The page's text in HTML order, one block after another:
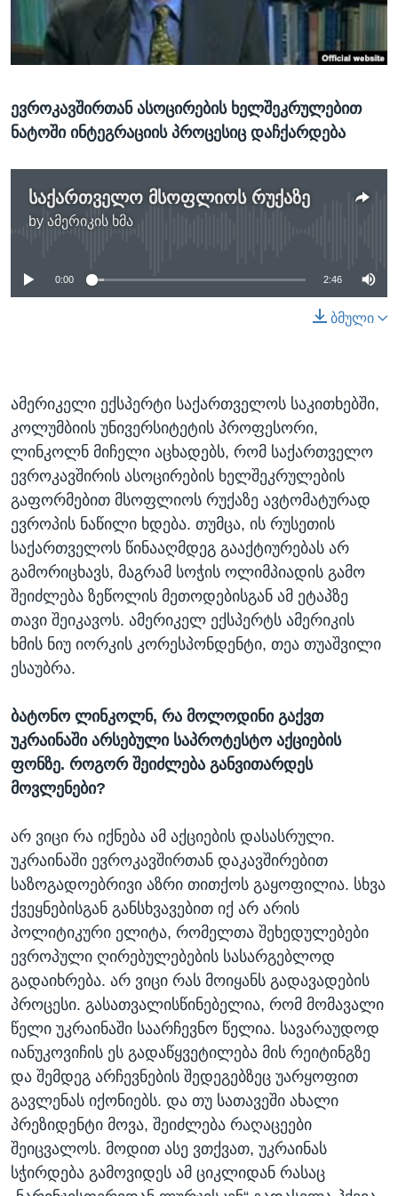
ᲡᲢᲣᲓᲘᲐ ᲕᲐᲨᲘᲜᲒᲢᲝᲜᲘ
ᲔᲙᲝᲜᲝᲛᲘᲙᲐ
ᲯᲐᲜᲛᲠᲗᲔᲚᲝᲑᲐ
ᲘᲜᲢᲔᲠᲕᲘᲣ
ᲙᲣᲚᲢᲣᲠᲐ
ᲓᲔᲖᲘᲜᲤᲝᲠᲛᲐᲪᲘᲐ
Learning English
ევროკავშირთან ასოცირების ხელშეკრულებით
ნატოში ინტეგრაციის პროცესიც დაჩქარდება
საქართველო მსოფლიოს რუქაზე
by ამერიკის ხმა
No media source currently available
0:00 2:46
ბმული
ამერიკელი ექსპერტი საქართველოს საკითხებში,
კოლუმბიის უნივერსიტეტის პროფესორი,
ლინკოლნ მიჩელი აცხადებს, რომ საქართველო
ევროკავშირის ასოცირების ხელშეკრულების
გაფორმებით მსოფლიოს რუქაზე ავტომატურად
ევროპის ნაწილი ხდება. თუმცა, ის რუსეთის
საქართველოს წინააღმდეგ გააქტიურებას არ
გამორიცხავს, მაგრამ სოჭის ოლიმპიადის გამო
შეიძლება ზეწოლის მეთოდებისგან ამ ეტაპზე
თავი შეიკავოს. ამერიკელ ექსპერტს ამერიკის
ხმის ნიუ იორკის კორესპონდენტი, თეა თუაშვილი
ესაუბრა.
ბატონო ლინკოლნ, რა მოლოდინი გაქვთ
უკრაინაში არსებული საპროტესტო აქციების
ფონზე. როგორ შეიძლება განვითარდეს
მოვლენები?
არ ვიცი რა იქნება ამ აქციების დასასრული.
უკრაინაში ევროკავშირთან დაკავშირებით
საზოგადოებრივი აზრი თითქოს გაყოფილია. სხვა
ქვეყნებისგან განსხვავებით იქ არ არის
პოლიტიკური ელიტა, რომელთა შეხედულებები
ევროპული ღირებულებების სასარგებლოდ
გადაიხრება. არ ვიცი რას მოიყანს გადავადების
პროცესი. გასათვალისწინებელია, რომ მომავალი
წელი უკრაინაში საარჩევნო წელია. სავარაუდოდ
იანუკოვიჩის ეს გადაწყვეტილება მის რეიტინგზე
და შემდეგ არჩევნების შედეგებზეც უარყოფით
გავლენას იქონიებს. და თუ სათავეში ახალი
პრეზიდენტი მოვა, შეიძლება რაღაცეები
შეიცვალოს. მოდით ასე ვთქვათ, უკრაინას
სჭირდება გამოვიდეს ამ ციკლიდან რასაც